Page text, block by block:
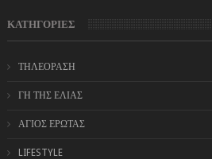
ΚΑΤΗΓΟΡΙΕΣ
ΤΗΛΕΟΡΑΣΗ
ΓΗ ΤΗΣ ΕΛΙΑΣ
ΑΓΙΟΣ ΕΡΩΤΑΣ
LIFESTYLE